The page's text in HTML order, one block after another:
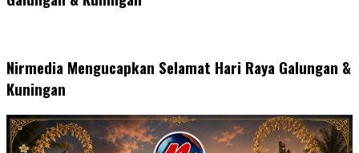
Nirmedia Mengucapkan Selamat Hari Raya Galungan &
Kuningan